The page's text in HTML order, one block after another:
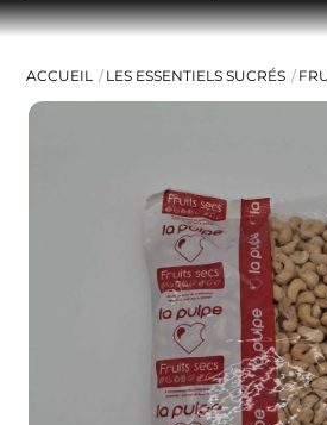
ACCUEIL LES ESSENTIELS SUCRÉS